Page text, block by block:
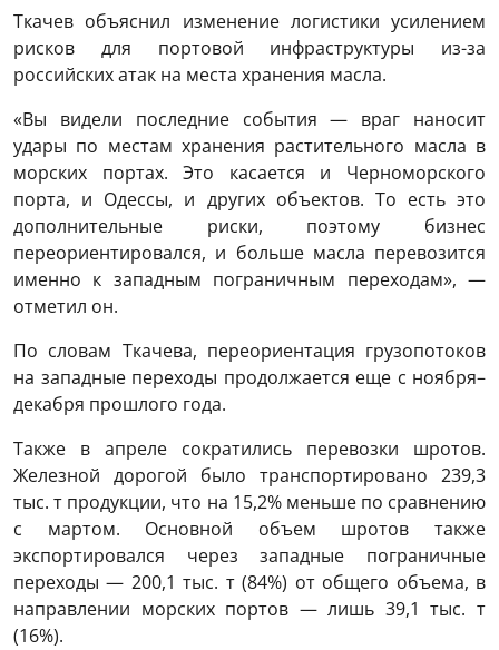
Ткачев объяснил изменение логистики усилением
рисков для портовой инфраструктуры из-за
российских атак на места хранения масла.
«Вы видели последние события — враг наносит
удары по местам хранения растительного масла в
морских портах. Это касается и Черноморского
порта, и Одессы, и других объектов. То есть это
дополнительные риски, поэтому бизнес
переориентировался, и больше масла перевозится
именно к западным пограничным переходам», —
отметил он.
По словам Ткачева, переориентация грузопотоков
на западные переходы продолжается еще с ноября–
декабря прошлого года.
Также в апреле сократились перевозки шротов.
Железной дорогой было транспортировано 239,3
тыс. т продукции, что на 15,2% меньше по сравнению
с мартом. Основной объем шротов также
экспортировался через западные пограничные
переходы — 200,1 тыс. т (84%) от общего объема, в
направлении морских портов — лишь 39,1 тыс. т
(16%).